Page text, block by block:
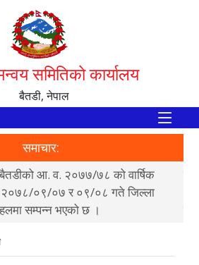
समितिको कार्यालय
बैतडी, नेपाल
समाचार:
आ. व. २०७७/७८ को वार्षिक
२०७८/०९/०७ र ०९/०८ गते जिल्ला
सम्पन्न भएको छ ।